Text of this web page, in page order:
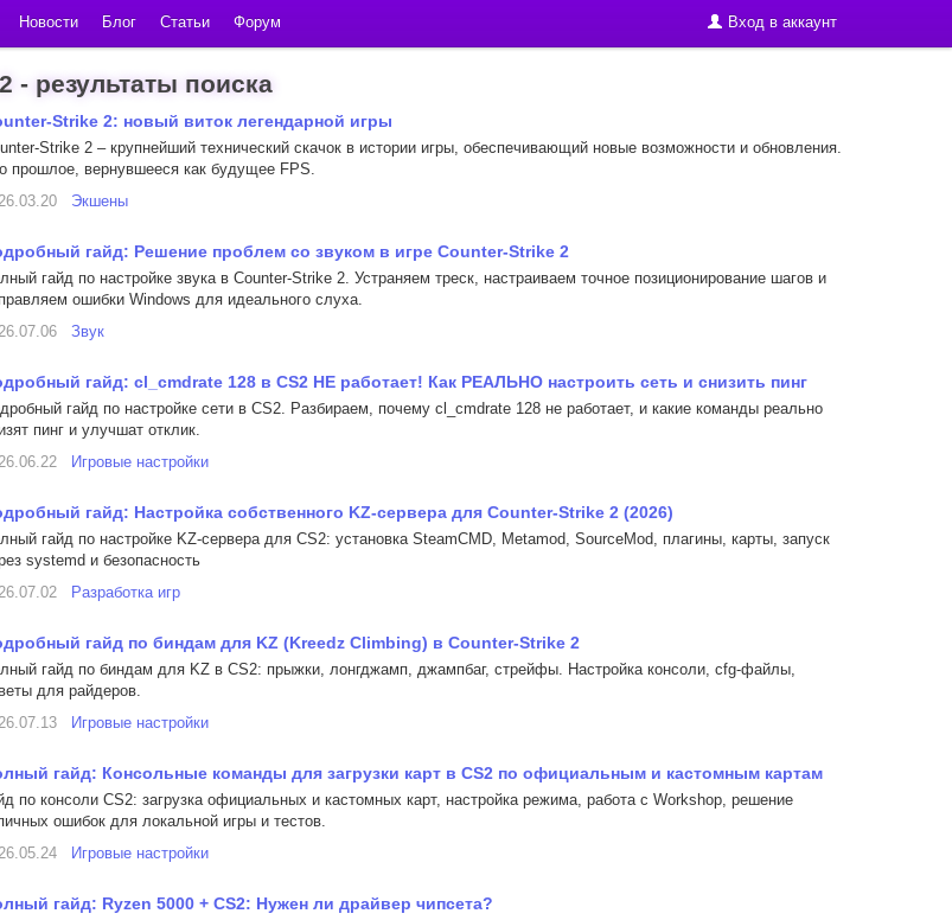
Новости Блог Статьи Форум Вход в аккаунт
- результаты поиска
Strike 2: новый виток легендарной игры
Strike 2 – крупнейший технический скачок в истории игры, обеспечивающий новые возможности и обновления.
прошлое, вернувшееся как будущее FPS.
Экшены
гайд: Решение проблем со звуком в игре Counter-Strike 2
гайд по настройке звука в Counter-Strike 2. Устраняем треск, настраиваем точное позиционирование шагов и
ошибки Windows для идеального слуха.
Звук
гайд: cl_cmdrate 128 в CS2 НЕ работает! Как РЕАЛЬНО настроить сеть и снизить пинг
гайд по настройке сети в CS2. Разбираем, почему cl_cmdrate 128 не работает, и какие команды реально
пинг и улучшат отклик.
Игровые настройки
гайд: Настройка собственного KZ-сервера для Counter-Strike 2 (2026)
гайд по настройке KZ-сервера для CS2: установка SteamCMD, Metamod, SourceMod, плагины, карты, запуск
systemd и безопасность
Разработка игр
гайд по биндам для KZ (Kreedz Climbing) в Counter-Strike 2
гайд по биндам для KZ в CS2: прыжки, лонгджамп, джампбаг, стрейфы. Настройка консоли, cfg-файлы,
для райдеров.
Игровые настройки
гайд: Консольные команды для загрузки карт в CS2 по официальным и кастомным картам
по консоли CS2: загрузка официальных и кастомных карт, настройка режима, работа с Workshop, решение
ошибок для локальной игры и тестов.
Игровые настройки
гайд: Ryzen 5000 + CS2: Нужен ли драйвер чипсета?